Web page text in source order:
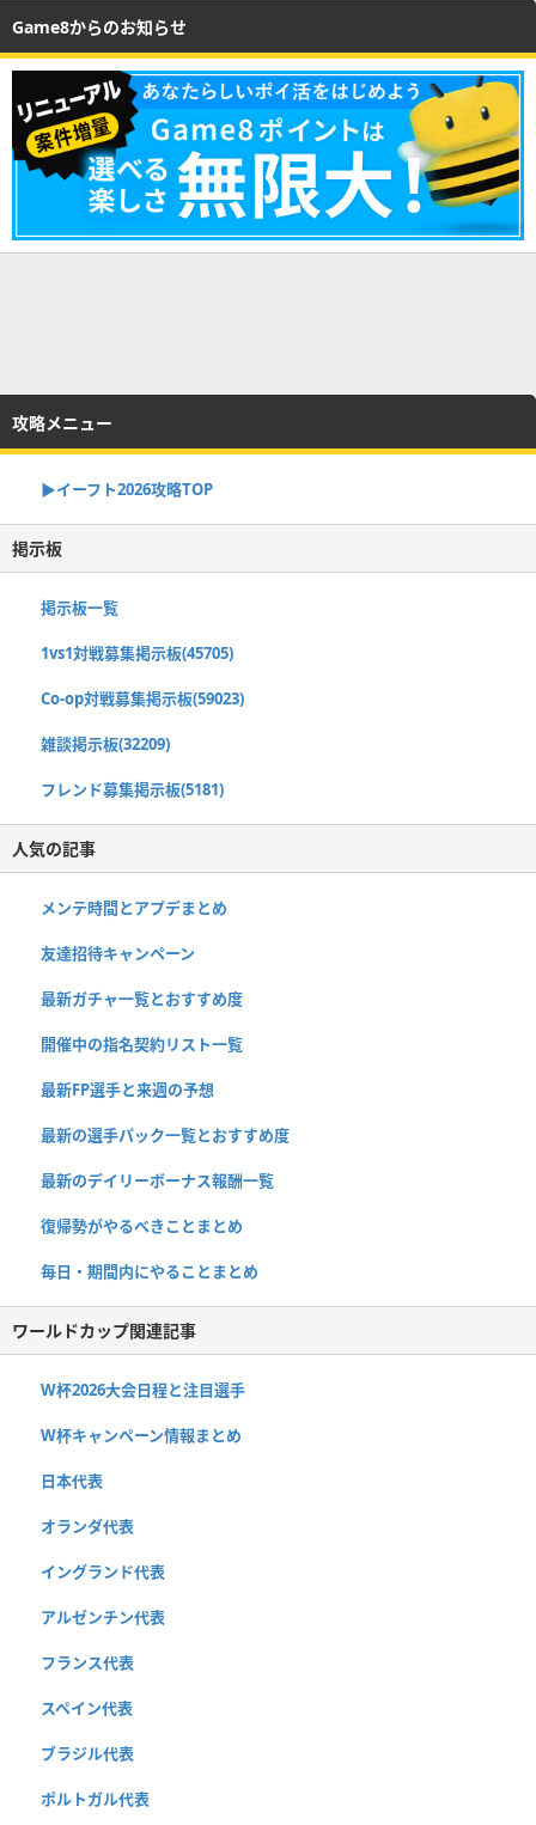
Game8からのお知らせ
攻略メニュー
▶イーフト2026攻略TOP
掲示板
掲示板一覧
1vs1対戦募集掲示板(45705)
Co-op対戦募集掲示板(59023)
雑談掲示板(32209)
フレンド募集掲示板(5181)
人気の記事
メンテ時間とアプデまとめ
友達招待キャンペーン
最新ガチャ一覧とおすすめ度
開催中の指名契約リスト一覧
最新FP選手と来週の予想
最新の選手パック一覧とおすすめ度
最新のデイリーボーナス報酬一覧
復帰勢がやるべきことまとめ
毎日・期間内にやることまとめ
ワールドカップ関連記事
W杯2026大会日程と注目選手
W杯キャンペーン情報まとめ
日本代表
オランダ代表
イングランド代表
アルゼンチン代表
フランス代表
スペイン代表
ブラジル代表
ポルトガル代表